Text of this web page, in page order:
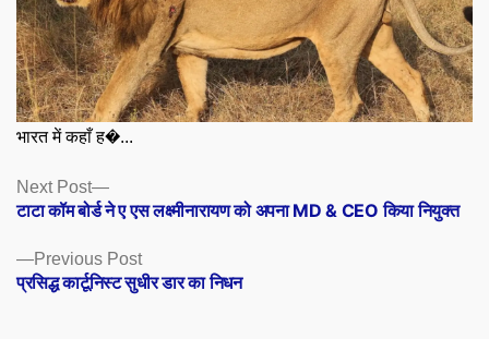
भारत में कहाँ ह�...
Posts
navigation
Previous PostPrevious
post:
प्रसिद्ध कार्टूनिस्ट सुधीर डार का निधन
Next Post
Next
post:
टाटा कॉम बोर्ड ने ए एस लक्ष्मीनारायण को अपना MD & CEO किया नियुक्त